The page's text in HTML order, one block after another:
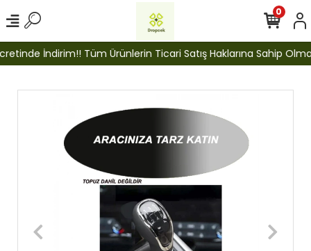
İndirim!! Tüm Ürünlerin Ticari Satış Haklarına Sahip
0